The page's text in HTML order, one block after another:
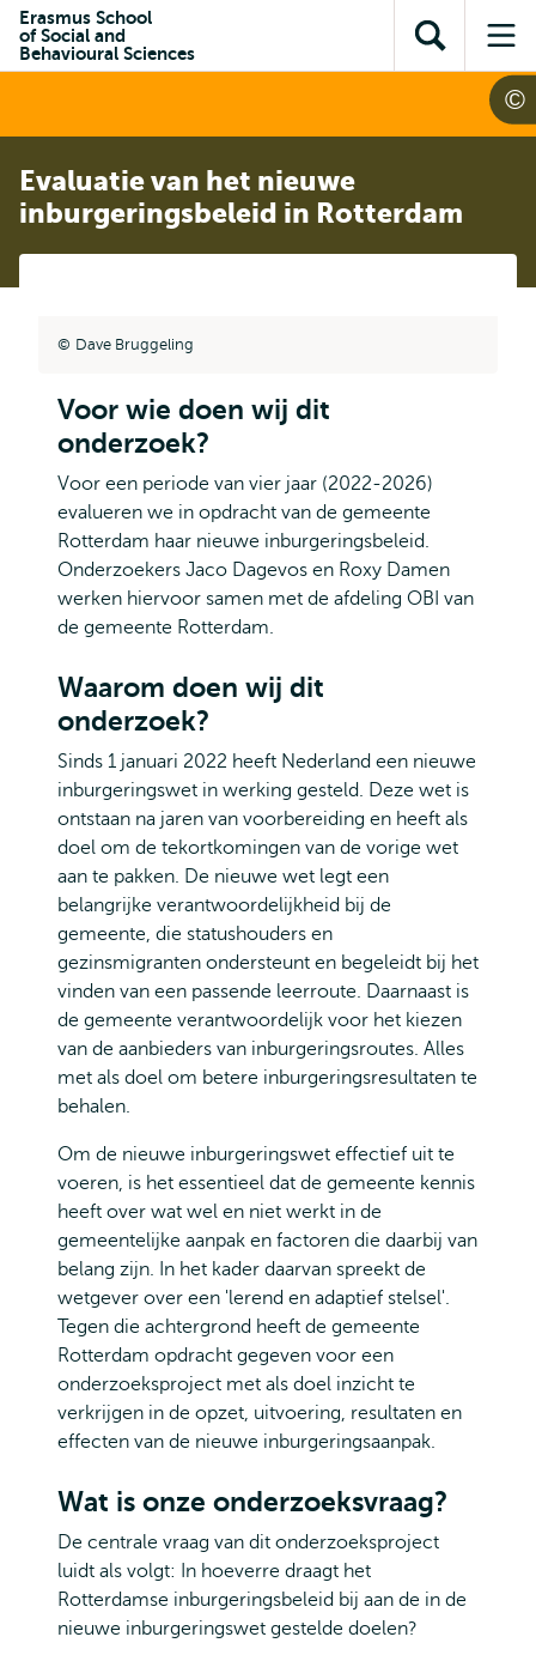
inhoud
Direct naar
subnavigatie
Erasmus School
of Social and
Behavioural Sciences
Toon
zoekveld
Evaluatie van het nieuwe
inburgeringsbeleid in Rotterdam
Dave Bruggeling
Voor wie doen wij dit
onderzoek?
Voor een periode van vier jaar (2022-2026)
evalueren we in opdracht van de gemeente
Rotterdam haar nieuwe inburgeringsbeleid.
Onderzoekers Jaco Dagevos en Roxy Damen
werken hiervoor samen met de afdeling OBI van
de gemeente Rotterdam.
Waarom doen wij dit
onderzoek?
Sinds 1 januari 2022 heeft Nederland een nieuwe
inburgeringswet in werking gesteld. Deze wet is
ontstaan na jaren van voorbereiding en heeft als
doel om de tekortkomingen van de vorige wet
aan te pakken. De nieuwe wet legt een
belangrijke verantwoordelijkheid bij de
gemeente, die statushouders en
gezinsmigranten ondersteunt en begeleidt bij het
vinden van een passende leerroute. Daarnaast is
de gemeente verantwoordelijk voor het kiezen
van de aanbieders van inburgeringsroutes. Alles
met als doel om betere inburgeringsresultaten te
behalen.
Om de nieuwe inburgeringswet effectief uit te
voeren, is het essentieel dat de gemeente kennis
heeft over wat wel en niet werkt in de
gemeentelijke aanpak en factoren die daarbij van
belang zijn. In het kader daarvan spreekt de
wetgever over een 'lerend en adaptief stelsel'.
Tegen die achtergrond heeft de gemeente
Rotterdam opdracht gegeven voor een
onderzoeksproject met als doel inzicht te
verkrijgen in de opzet, uitvoering, resultaten en
effecten van de nieuwe inburgeringsaanpak.
Wat is onze onderzoeksvraag?
De centrale vraag van dit onderzoeksproject
luidt als volgt: In hoeverre draagt het
Rotterdamse inburgeringsbeleid bij aan de in de
nieuwe inburgeringswet gestelde doelen?